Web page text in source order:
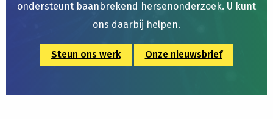
ondersteunt baanbrekend hersenonderzoek. U kunt
ons daarbij helpen.
Steun ons werk Onze nieuwsbrief